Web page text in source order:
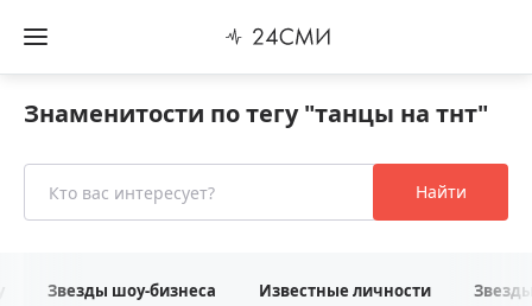
Знаменитости по тегу "танцы на тнт"
Найти
Звезды шоу-бизнеса Известные личности